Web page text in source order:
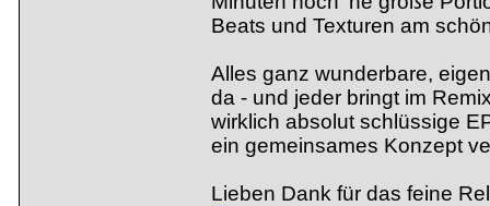
Beats und Texturen am
Alles ganz wunderbare,
da - und jeder bringt im
wirklich absolut schlüssige
ein gemeinsames Konzept
Lieben Dank für das feine